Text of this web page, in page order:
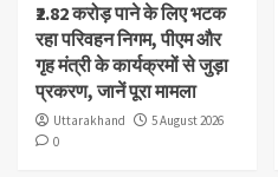
₹2.82 करोड़ पाने के लिए भटक
रहा परिवहन निगम, पीएम और
गृह मंत्री के कार्यक्रमों से जुड़ा
प्रकरण, जानें पूरा मामला
Uttarakhand
5 August 2026
0